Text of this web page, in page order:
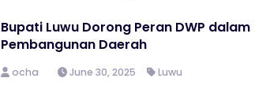
Bupati Luwu Dorong Peran DWP dalam
Pembangunan Daerah
ocha June 30, 2025 Luwu